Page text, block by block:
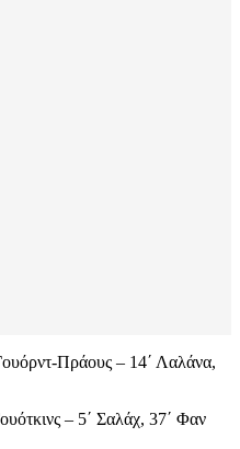
Πράους – 14΄ Λαλάνα,
– 5΄ Σαλάχ, 37΄ Φαν